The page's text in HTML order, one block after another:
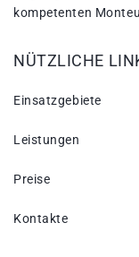
kompetenten
NÜTZLICHE
Einsatzgebiete
Leistungen
Preise
Kontakte